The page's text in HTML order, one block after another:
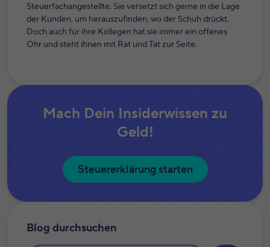
Steuerfachangestellte. Sie versetzt sich gerne in die Lage
der Kunden, um herauszufinden, wo der Schuh drückt.
Doch auch für ihre Kollegen hat sie immer ein offenes
Ohr und steht ihnen mit Rat und Tat zur Seite.
Mach Dein Insiderwissen zu
Geld!
Steuererklärung starten
Blog durchsuchen